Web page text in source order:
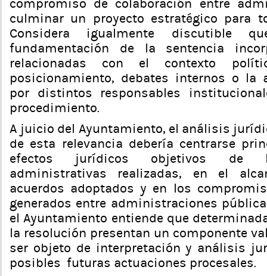
compromiso de colaboración entre
culminar un proyecto estratégico para
Considera igualmente discutible
fundamentación de la sentencia
relacionadas con el contexto
posicionamiento, debates internos o la
por distintos responsables
procedimiento.
A juicio del Ayuntamiento, el análisis
de esta relevancia debería centrarse
efectos jurídicos objetivos de
administrativas realizadas, en el
acuerdos adoptados y en los
generados entre administraciones
el Ayuntamiento entiende que
la resolución presentan un componente
ser objeto de interpretación y análisis
posibles futuras actuaciones procesales.